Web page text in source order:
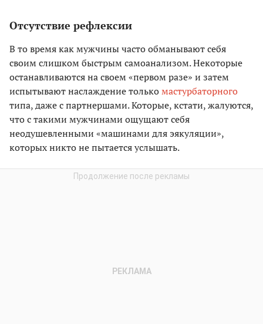
Отсутствие рефлексии
В то время как мужчины часто обманывают себя
своим слишком быстрым самоанализом. Некоторые
останавливаются на своем «первом разе» и затем
испытывают наслаждение толькомастурбаторного
типа, даже с партнершами. Которые, кстати, жалуются,
что с такими мужчинами ощущают себя
неодушевленными «машинами для эякуляции»,
которых никто не пытается услышать.